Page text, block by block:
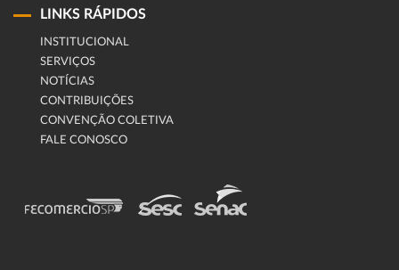
LINKS RÁPIDOS
INSTITUCIONAL
SERVIÇOS
NOTÍCIAS
CONTRIBUIÇÕES
CONVENÇÃO COLETIVA
FALE CONOSCO